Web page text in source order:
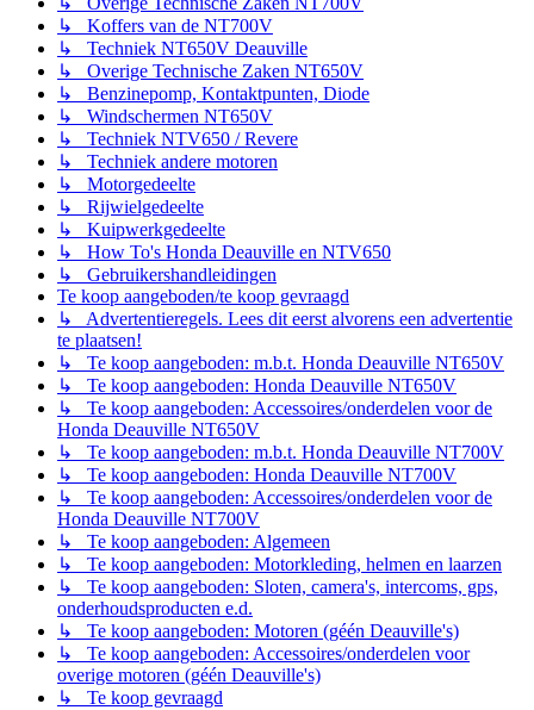
↳ Koffers van de NT700V
↳ Techniek NT650V Deauville
↳ Overige Technische Zaken NT650V
↳ Benzinepomp, Kontaktpunten, Diode
↳ Windschermen NT650V
↳ Techniek NTV650 / Revere
↳ Techniek andere motoren
↳ Motorgedeelte
↳ Rijwielgedeelte
↳ Kuipwerkgedeelte
↳ How To's Honda Deauville en NTV650
↳ Gebruikershandleidingen
Te koop aangeboden/te koop gevraagd
↳ Advertentieregels. Lees dit eerst alvorens een advertentie
te plaatsen!
↳ Te koop aangeboden: m.b.t. Honda Deauville NT650V
↳ Te koop aangeboden: Honda Deauville NT650V
↳ Te koop aangeboden: Accessoires/onderdelen voor de
Honda Deauville NT650V
↳ Te koop aangeboden: m.b.t. Honda Deauville NT700V
↳ Te koop aangeboden: Honda Deauville NT700V
↳ Te koop aangeboden: Accessoires/onderdelen voor de
Honda Deauville NT700V
↳ Te koop aangeboden: Algemeen
↳ Te koop aangeboden: Motorkleding, helmen en laarzen
↳ Te koop aangeboden: Sloten, camera's, intercoms, gps,
onderhoudsproducten e.d.
↳ Te koop aangeboden: Motoren (géén Deauville's)
↳ Te koop aangeboden: Accessoires/onderdelen voor
overige motoren (géén Deauville's)
↳ Te koop gevraagd